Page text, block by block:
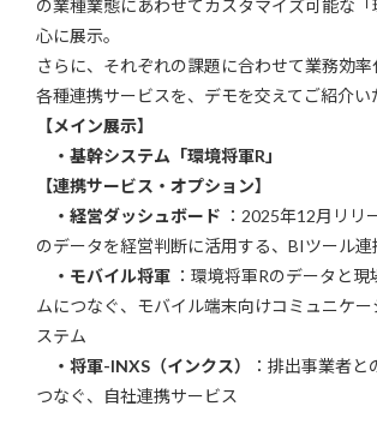
の業種業態にあわせてカスタマイズ可能な
心に展示。
さらに、それぞれの課題に合わせて業務効率
各種連携サービスを、デモを交えてご紹介い
【メイン展示】
・基幹システム「環境将軍R」
【連携サービス・オプション】
・経営ダッシュボード ：2025年12月リリ
のデータを経営判断に活用する、BIツール連
・モバイル将軍 ：環境将軍Rのデータと現
ムにつなぐ、モバイル端末向けコミュニケ
ステム
・将軍-INXS（インクス）
：排出事業者と
つなぐ、自社連携サービス